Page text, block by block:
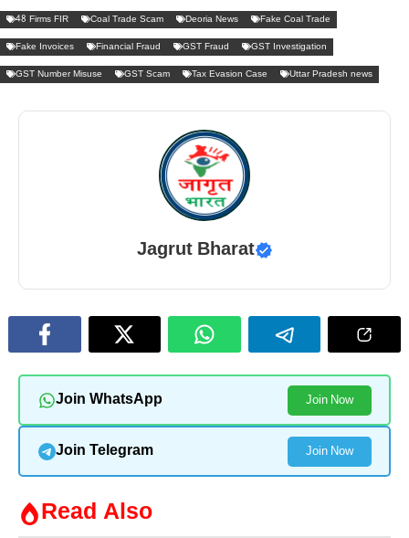
48 Firms FIR Coal Trade Scam Deoria News Fake Coal Trade
Fake Invoices Financial Fraud GST Fraud GST Investigation
GST Number Misuse GST Scam Tax Evasion Case Uttar Pradesh news
Jagrut Bharat
Join WhatsApp Join Now
Join Telegram Join Now
Read Also